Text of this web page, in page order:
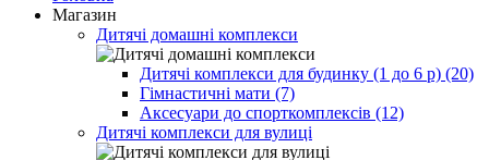
Магазин
Дитячі домашні комплекси
Дитячі комплекси для будинку (1 до 6 р) (20)
Гімнастичні мати (7)
Аксесуари до спорткомплексів (12)
Дитячі комплекси для вулиці